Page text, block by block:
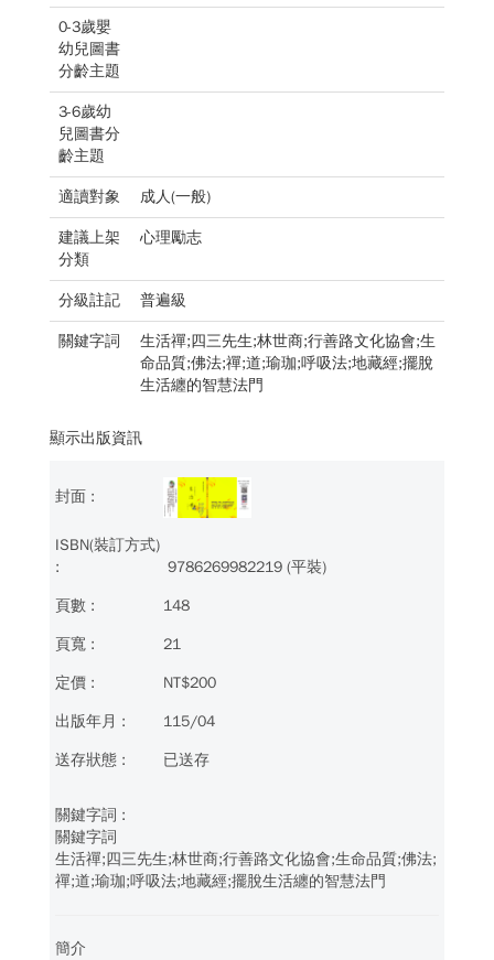
0-3歲嬰
幼兒圖書
分齡主題
3-6歲幼
兒圖書分
齡主題
適讀對象 成人(一般)
建議上架
分類
心理勵志
分級註記 普遍級
關鍵字詞
生活禪;四三先生;林世商;行善路文化協會;生
命品質;佛法;禪;道;瑜珈;呼吸法;地藏經;擺脫
生活纏的智慧法門
顯示出版資訊
9786269982219 (平裝)
148
21
NT$200
115/04
已送存
關鍵字詞
生活禪;四三先生;林世商;行善路文化協會;生命品質;佛法;
禪;道;瑜珈;呼吸法;地藏經;擺脫生活纏的智慧法門
簡介